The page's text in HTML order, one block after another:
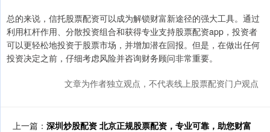
总的来说，信托股票配资可以成为解锁财富新途径的强大工具。通过
利用杠杆作用、分散投资组合和获得专业支持股票配资app，投资者
可以更轻松地投资于股票市场，并增加潜在回报。但是，在做出任何
投资决定之前，仔细考虑风险并咨询财务顾问非常重要。
文章为作者独立观点，不代表线上股票配资门户观点
上一篇： 深圳炒股配资 北京正规股票配资，专业可靠，助您财富